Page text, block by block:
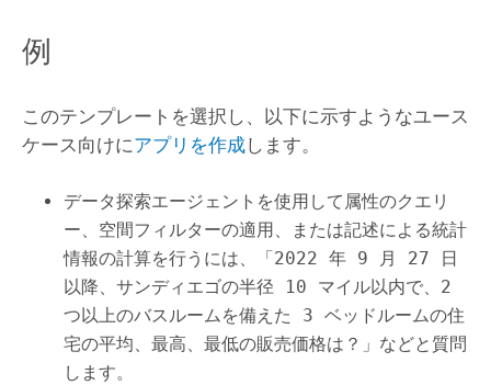
例
このテンプレートを選択し、以下に示すようなユース
ケース向けにアプリを作成します。
データ探索エージェントを使用して属性のクエリ
ー、空間フィルターの適用、または記述による統計
情報の計算を行うには、「 2022 年 9 月 27 日
以降、サンディエゴの半径 10 マイル以内で、2
つ以上のバスルームを備えた 3 ベッドルームの住
宅の平均、最高、最低の販売価格は？ 」などと質問
します。